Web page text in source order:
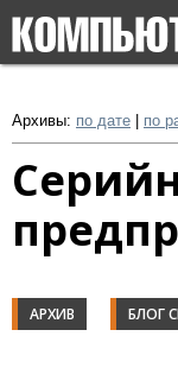
Архивы: по дате по
АРХИВ БЛОГ